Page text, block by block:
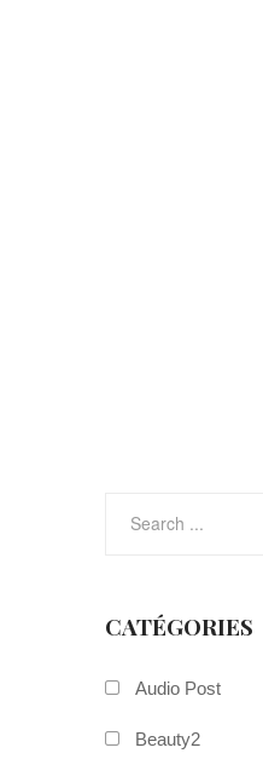
CATÉGORIES
Audio Post
Beauty2